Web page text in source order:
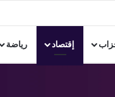
سكنية تعود لعصر الهكسوس
إقتصاد رياضة